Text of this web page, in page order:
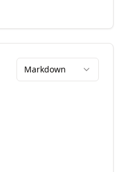
Markdown